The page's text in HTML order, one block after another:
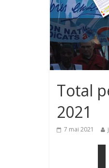
Total
2021
7 mai 2021